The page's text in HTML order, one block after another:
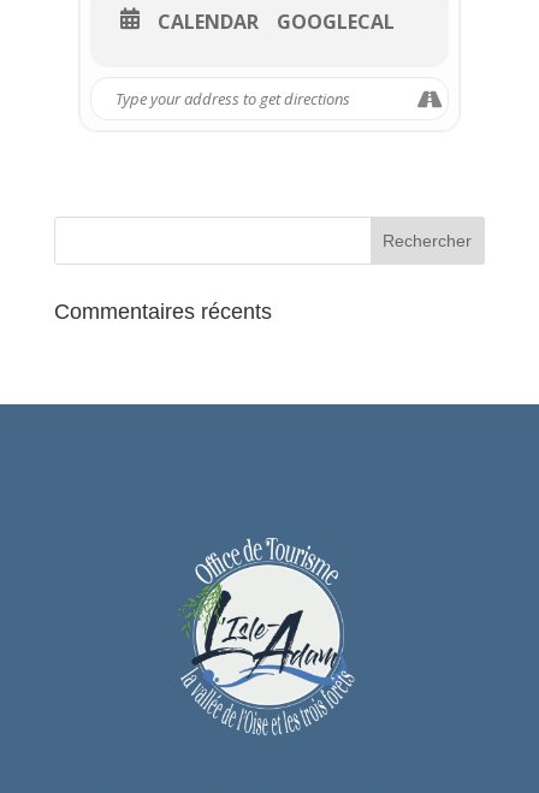
CALENDAR GOOGLECAL
Commentaires récents